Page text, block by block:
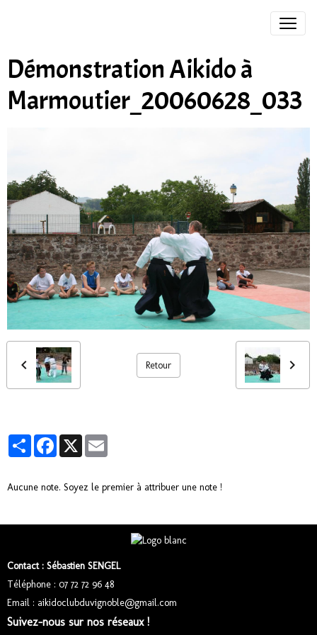
Démonstration Aikido à
Marmoutier_20060628_033
Retour
PartagerFacebook
X
Aucune note. Soyez le premier à attribuer une note !
Contact : Sébastien SENGEL
Téléphone : 07 72 72 96 48
Email : aikidoclubduvignoble@gmail.com
Suivez-nous sur nos réseaux !